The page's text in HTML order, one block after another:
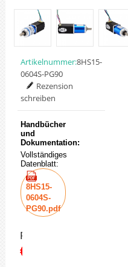
Artikelnummer:8HS15-
0604S-PG90
Rezension
schreiben
Handbücher
und
Dokumentation:
Vollständiges
Datenblatt:
8HS15-
0604S-
PG90.pdf
Preis:
€51.47